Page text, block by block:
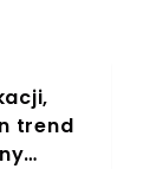
trend